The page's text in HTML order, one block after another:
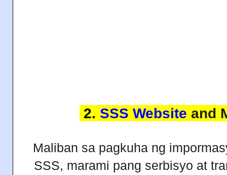
2. SSS Website and
Maliban sa pagkuha ng
SSS, marami pang serbisyo at